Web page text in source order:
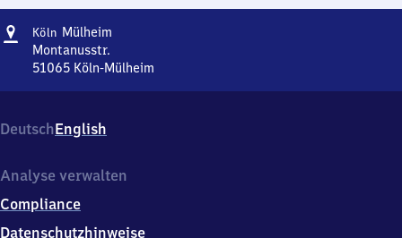
Adresse
Köln Mülheim
Montanusstr.
51065 Köln-Mülheim
Montanusstr.,
5
0
5
Köln-
DeutschEnglish
Analyse verwalten
Compliance
Datenschutzhinweise